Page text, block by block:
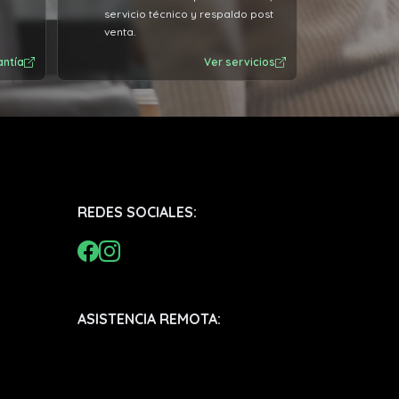
servicio técnico y respaldo post
venta.
Ver servicios
REDES SOCIALES:
ASISTENCIA REMOTA: